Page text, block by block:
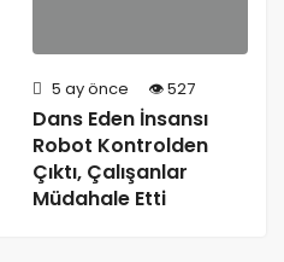
5 ay önce 527
Dans Eden İnsansı
Robot Kontrolden
Çıktı, Çalışanlar
Müdahale Etti